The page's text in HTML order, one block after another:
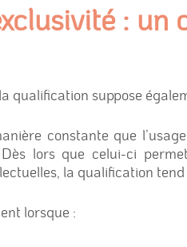
:
qualification suppose
constante que
lors que celui-ci
la qualification tend
lorsque :